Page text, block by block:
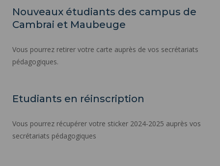
Nouveaux étudiants des campus de
Cambrai et Maubeuge
Vous pourrez retirer votre carte auprès de vos secrétariats
pédagogiques.
Etudiants en réinscription
Vous pourrez récupérer votre sticker 2024-2025 auprès vos
secrétariats pédagogiques